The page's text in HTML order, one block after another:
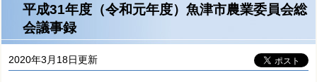
平成31年度（令和元年度）魚津市農業委員会総
会議事録
2020年3月18日更新